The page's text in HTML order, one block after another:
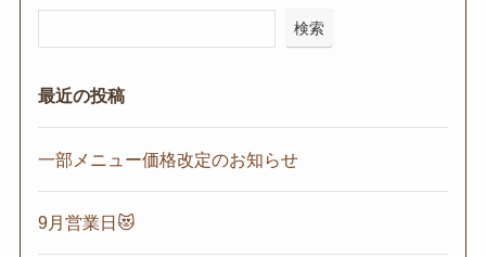
検索
最近の投稿
一部メニュー価格改定のお知らせ
9月営業日😻